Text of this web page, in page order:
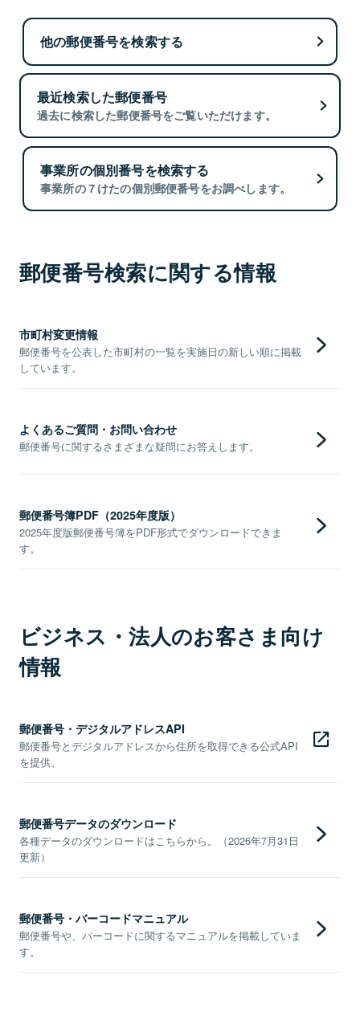
他の郵便番号を検索する
最近検索した郵便番号
過去に検索した郵便番号をご覧いただけます。
事業所の個別番号を検索する
事業所の７けたの個別郵便番号をお調べします。
郵便番号検索に関する情報
市町村変更情報
郵便番号を公表した市町村の一覧を実施日の新しい順に掲載
しています。
よくあるご質問・お問い合わせ
郵便番号に関するさまざまな疑問にお答えします。
郵便番号簿PDF（2025年度版）
2025年度版郵便番号簿をPDF形式でダウンロードできま
す。
ビジネス・法人のお客さま向け
情報
郵便番号・デジタルアドレスAPI
郵便番号とデジタルアドレスから住所を取得できる公式API
を提供。
郵便番号データのダウンロード
各種データのダウンロードはこちらから。（2026年7月31日
更新）
郵便番号・バーコードマニュアル
郵便番号や、バーコードに関するマニュアルを掲載していま
す。